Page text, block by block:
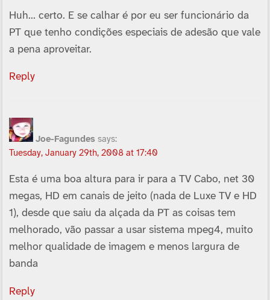
Huh… certo. E se calhar é por eu ser funcionário da
PT que tenho condições especiais de adesão que vale
a pena aproveitar.
Reply
Joe-Fagundes says:
Tuesday, January 29th, 2008 at 17:40
Esta é uma boa altura para ir para a TV Cabo, net 30
megas, HD em canais de jeito (nada de Luxe TV e HD
1), desde que saiu da alçada da PT as coisas tem
melhorado, vão passar a usar sistema mpeg4, muito
melhor qualidade de imagem e menos largura de
banda
Reply